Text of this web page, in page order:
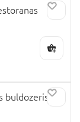
buldozeris